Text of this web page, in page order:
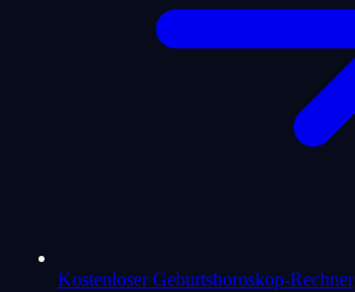
Kostenloser Geburtshoroskop-Rechner